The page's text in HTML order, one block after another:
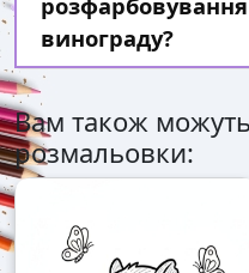
винограду?
Вам також
розмальовки: